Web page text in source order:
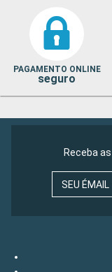
PAGAMENTO ONLINE
seguro
Receba
SEU ÉMAIL